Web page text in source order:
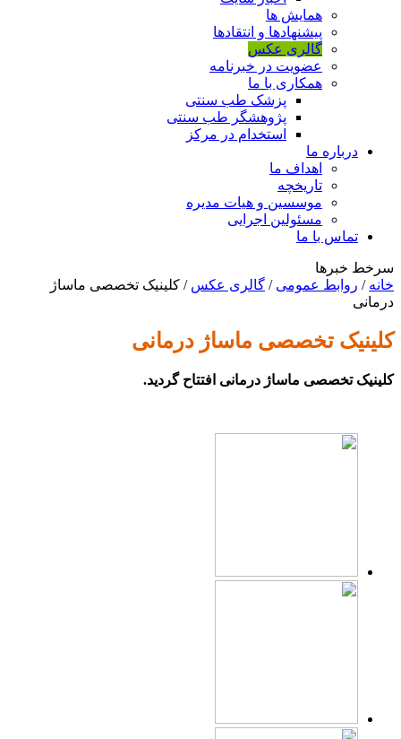
همایش ها
پیشنهادها و انتقادها
گالری عکس
عضویت در خبرنامه
همکاری با ما
پزشک طب سنتی
پژوهشگر طب سنتی
استخدام در مرکز
درباره ما
اهداف ما
تاریخچه
موسسین و هیات مدیره
مسئولین اجرایی
تماس با ما
سرخط خبرها
خانه / روابط عمومی / گالری عکس / کلینیک تخصصی ماساژ
درمانی
کلینیک تخصصی ماساژ درمانی
کلینیک تخصصی ماساژ درمانی افتتاح گردید.